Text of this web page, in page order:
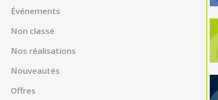
Événements
Non classé
Nos réalisations
Nouveautés
Offres